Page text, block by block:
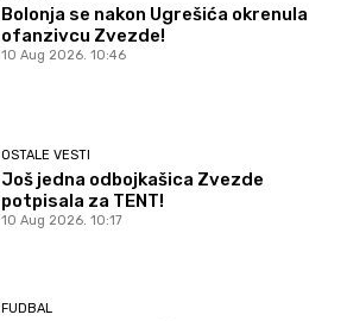
Bolonja se nakon Ugrešića okrenula
ofanzivcu Zvezde!
10 Aug 2026. 10:46
OSTALE VESTI
Još jedna odbojkašica Zvezde
potpisala za TENT!
10 Aug 2026. 10:17
FUDBAL